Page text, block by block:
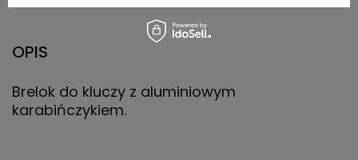
OPIS
Brelok do kluczy z aluminiowym
karabińczykiem.